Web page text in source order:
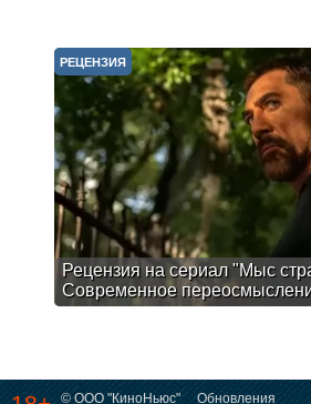
Рецензия на сериал "Мыс
Современное
РЕЦЕНЗИЯ
© ООО "КиноНьюс" Обновления